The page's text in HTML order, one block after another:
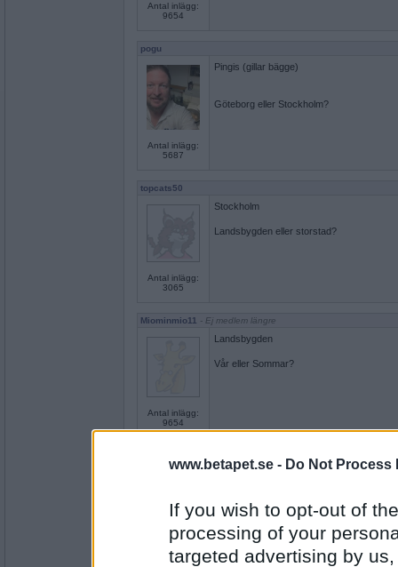
www.betapet.se - Do Not Process
If you wish to opt-out of
processing of your
targeted advertising by
Antal inlägg:
9654
pogu
Antal inlägg:
5687
Pingis (gillar bägge)
Göteborg eller Stockholm?
topcats50
Antal inlägg:
3065
Stockholm
Landsbygden eller storstad?
Miominmio11 - Ej medlem längre
Antal inlägg:
9654
Landsbygden
Vår eller Sommar?
Antal inlägg:
3065
Sommar